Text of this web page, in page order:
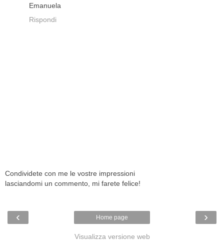
Emanuela
Rispondi
Condividete con me le vostre impressioni
lasciandomi un commento, mi farete felice!
‹ ›
Home page
Visualizza versione web